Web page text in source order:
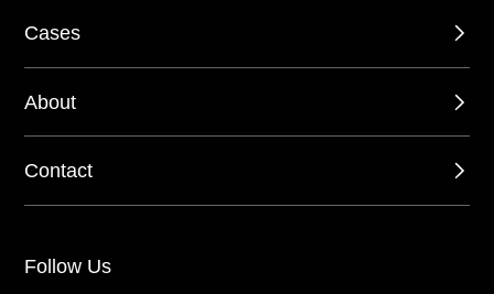
Cases
About
Contact
Follow Us